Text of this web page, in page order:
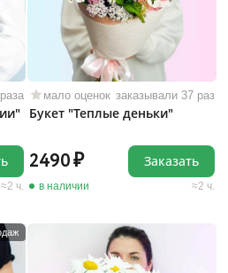
2 ч.
мало оценок заказывали 37 раз
Букет "Теплые деньки"
2490
в наличии 2 ч.
Заказать